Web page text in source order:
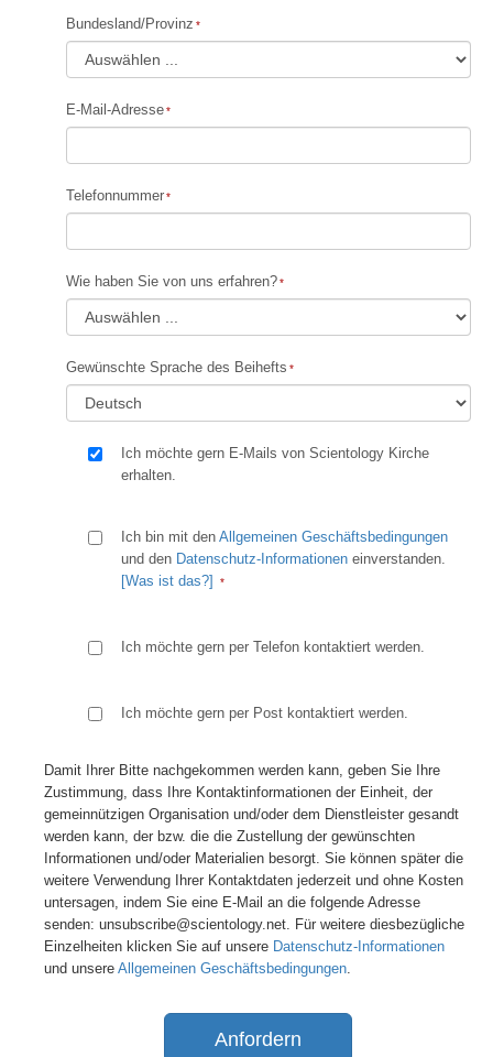
Bundesland/Provinz
E-Mail-Adresse
Telefonnummer
Wie haben Sie von uns erfahren?
Gewünschte Sprache des Beihefts
Ich möchte gern E-Mails von Scientology Kirche
erhalten.
Ich bin mit den Allgemeinen Geschäftsbedingungen
und den Datenschutz-Informationen einverstanden.
[Was ist das?]
Ich möchte gern per Telefon kontaktiert werden.
Ich möchte gern per Post kontaktiert werden.
Damit Ihrer Bitte nachgekommen werden kann, geben Sie Ihre
Zustimmung, dass Ihre Kontaktinformationen der Einheit, der
gemeinnützigen Organisation und/oder dem Dienstleister gesandt
werden kann, der bzw. die die Zustellung der gewünschten
Informationen und/oder Materialien besorgt. Sie können später die
weitere Verwendung Ihrer Kontaktdaten jederzeit und ohne Kosten
untersagen, indem Sie eine E-Mail an die folgende Adresse
senden: unsubscribe@scientology.net. Für weitere diesbezügliche
Einzelheiten klicken Sie auf unsere Datenschutz-Informationen
und unsere Allgemeinen Geschäftsbedingungen.
Anfordern